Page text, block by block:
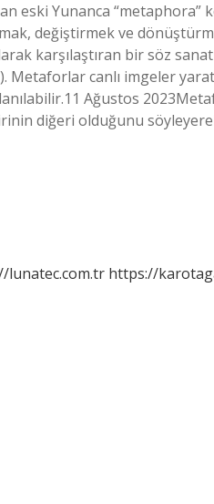
eski Yunanca “metaphora”
değiştirmek ve
karşılaştıran bir söz
Metaforlar canlı imgeler
Ağustos
diğeri olduğunu
lunatec.com.tr https://